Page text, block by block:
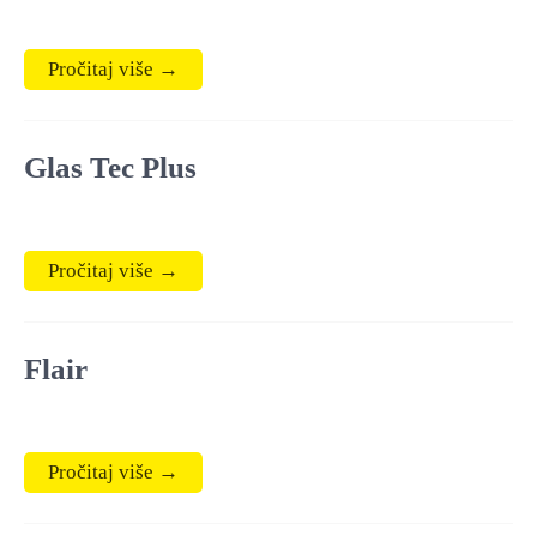
Pročitaj više →
Glas Tec Plus
Pročitaj više →
Flair
Pročitaj više →